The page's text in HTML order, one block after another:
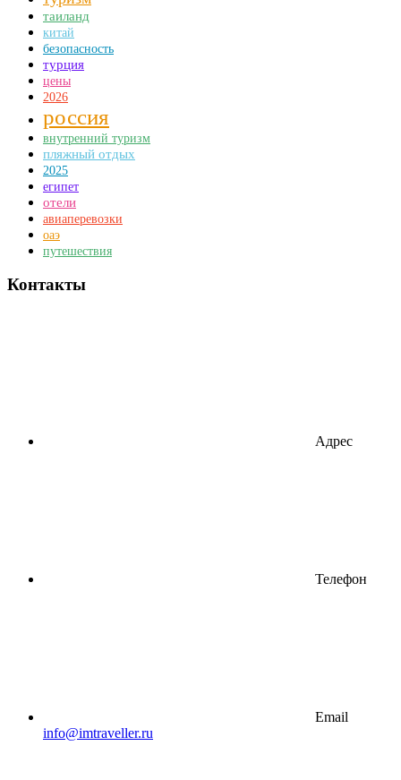
таиланд
китай
безопасность
турция
цены
2026
россия
внутренний туризм
пляжный отдых
2025
египет
отели
авиаперевозки
оаэ
путешествия
Контакты
Адрес
Телефон
Email
info@imtraveller.ru